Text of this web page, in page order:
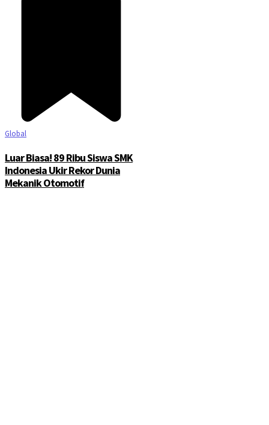
Global
Luar Biasa! 89 Ribu Siswa SMK
Indonesia Ukir Rekor Dunia
Mekanik Otomotif